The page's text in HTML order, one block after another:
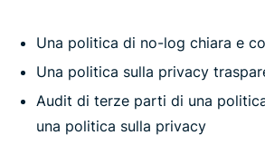
Una politica di no-log chiara e
Una politica sulla privacy
Audit di terze parti di una
una politica sulla privacy